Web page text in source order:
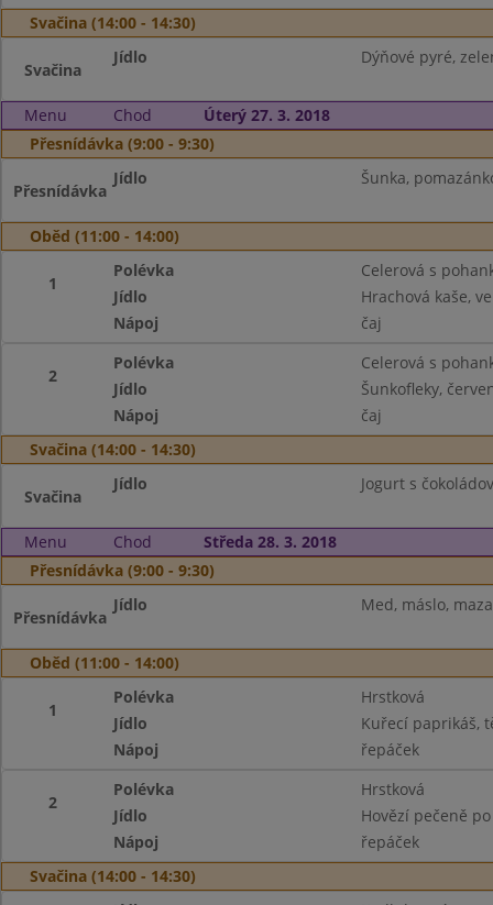
Svačina (14:00 - 14:30)
Svačina
Jídlo Dýňové pyré,
Menu Chod
Úterý 27. 3. 2018
Přesnídávka (9:00 - 9:30)
Přesnídávka
Jídlo Šunka,
Oběd (11:00 - 14:00)
1
Polévka
Celerová s
Jídlo
Hrachová kaše,
Nápoj
čaj
2
Polévka
Celerová s
Jídlo
Šunkofleky,
Nápoj
čaj
Svačina (14:00 - 14:30)
Svačina
Jídlo Jogurt s
Menu Chod
Středa 28. 3. 2018
Přesnídávka (9:00 - 9:30)
Přesnídávka
Jídlo Med, máslo,
Oběd (11:00 - 14:00)
1
Polévka
Hrstková
Jídlo
Kuřecí paprikáš,
Nápoj
řepáček
2
Polévka
Hrstková
Jídlo
Hovězí pečeně
Nápoj
řepáček
Svačina (14:00 - 14:30)